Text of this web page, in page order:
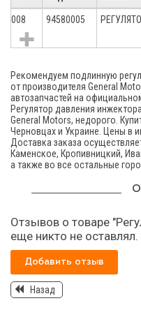
008 94580005
Рекомендуем подлинную
от производителя General
автозапчастей на
Регулятор давления
General Motors, недорого.
Черновцах и Украине. Цены в
Доставка заказа
Каменское, Кропивницкий,
а также во все остальные
Отзывов о товаре
еще никто не оставлял.
Добавить отзыв
Назад